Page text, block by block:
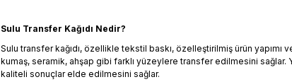
Sulu Transfer Kağıdı Nedir?
Sulu transfer kağıdı, özellikle tekstil baskı, özelleştirilmiş ürün
kumaş, seramik, ahşap gibi farklı yüzeylere transfer edilmesini
kaliteli sonuçlar elde edilmesini sağlar.